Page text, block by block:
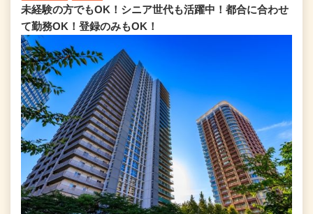
未経験の方でもOK！シニア世代も活躍中！都合に合わせ
て勤務OK！登録のみもOK！